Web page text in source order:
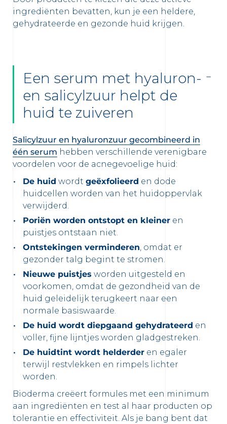
ingrediënten bevatten, kun je een heldere,
gehydrateerde en gezonde huid krijgen.
Een serum met hyaluron-
en salicylzuur helpt de
huid te zuiveren
Salicylzuur en hyaluronzuur gecombineerd in
één serum hebben verschillende verenigbare
voordelen voor de acnegevoelige huid:
De huid wordt geëxfolieerd en dode
huidcellen worden van het huidoppervlak
verwijderd.
Poriën worden ontstopt en kleiner en
puistjes ontstaan niet.
Ontstekingen verminderen, omdat er
gezonder talg begint te stromen.
Nieuwe puistjes worden uitgesteld en
voorkomen, omdat de gezondheid van de
huid geleidelijk terugkeert naar een
normale basiswaarde.
De huid wordt diepgaand gehydrateerd en
voller, fijne lijntjes worden gladgestreken.
De huidtint wordt helderder en egaler
terwijl restvlekken en rimpels lichter
worden.
Bioderma creëert formules met een minimum
aan ingrediënten en test al haar producten op
tolerantie en effectiviteit. Als je bang bent dat